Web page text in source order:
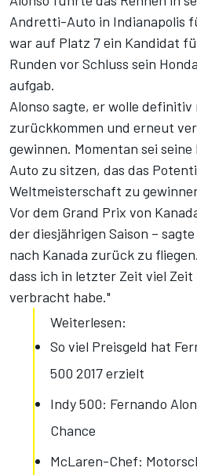
Andretti-Auto in Indianapolis
war auf Platz 7 ein Kandidat
Runden vor Schluss sein
aufgab.
Alonso sagte, er wolle definitiv
zurückkommen und erneut
gewinnen. Momentan sei
Auto zu sitzen, das das
Weltmeisterschaft zu
Vor dem Grand Prix von
der diesjährigen Saison –
nach Kanada zurück zu
dass ich in letzter Zeit viel Zeit
verbracht habe."
Weiterlesen:
So viel Preisgeld hat
500 2017 erzielt
Indy 500: Fernando
Chance
McLaren-Chef: